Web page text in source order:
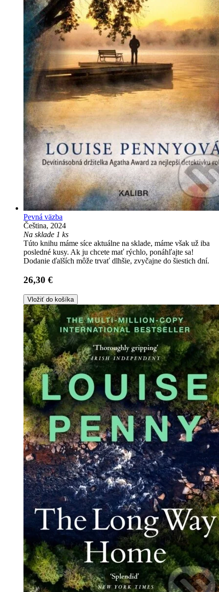
Pevná väzba
Čeština, 2024
Na sklade 1 ks
Túto knihu máme síce aktuálne na sklade, máme však už iba
posledné kusy. Ak ju chcete mať rýchlo, ponáhľajte sa!
Dodanie ďalších môže trvať dlhšie, zvyčajne do šiestich dní.
26,30 €
Vložiť do košíka